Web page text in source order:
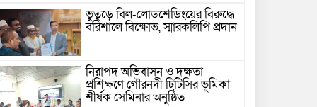
ভুতুড়ে বিল-লোডশেডিংয়ের বিরুদ্ধে
বরিশালে বিক্ষোভ, স্মারকলিপি প্রদান
নিরাপদ অভিবাসন ও দক্ষতা
প্রশিক্ষণে গৌরনদী টিটিসির ভূমিকা
শীর্ষক সেমিনার অনুষ্ঠিত